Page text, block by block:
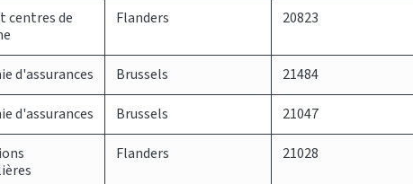
centres de
Flanders 20823
d'assurances Brussels 21484
d'assurances Brussels 21047
Flanders 21028